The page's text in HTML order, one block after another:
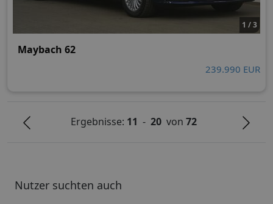
Nutzer suchten auch
1 / 3
Maybach 62
239.990 EUR
Ergebnisse: 11 -20 von72